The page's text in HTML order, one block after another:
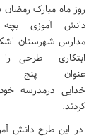
روز ماه مبارک رمضان
دانش آموزی
مدارس شهرستان
ابتکاری طرحی
عنوان پنج
خدایی درمدرسه خود
کردند.
در این طرح دانش